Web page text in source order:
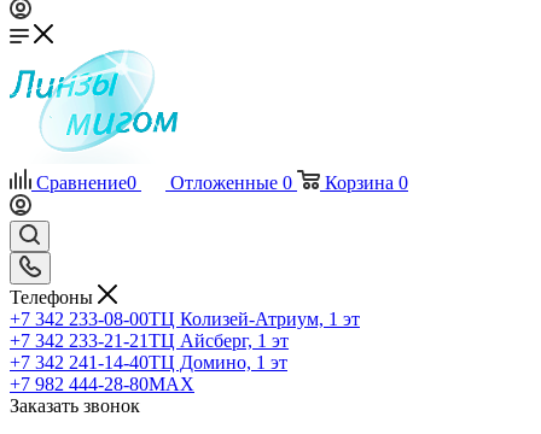
Сравнение0 Отложенные 0 Корзина 0
Телефоны
+7 342 233-08-00ТЦ Колизей-Атриум, 1 эт
+7 342 233-21-21ТЦ Айсберг, 1 эт
+7 342 241-14-40ТЦ Домино, 1 эт
+7 982 444-28-80MAX
Заказать звонок